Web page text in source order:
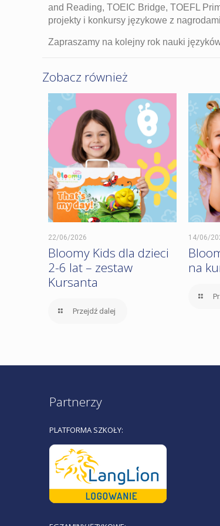
and Reading, TOEIC Bridge, TOEFL
projekty i konkursy językowe z
Zapraszamy na kolejny rok nauki
Zobacz również
22/06/2026
Bloomy Kids dla dzieci
2-6 lat – zestaw
Kursanta
Przejdź dalej
14/06/
na
Partnerzy
PLATFORMA SZKOŁY: